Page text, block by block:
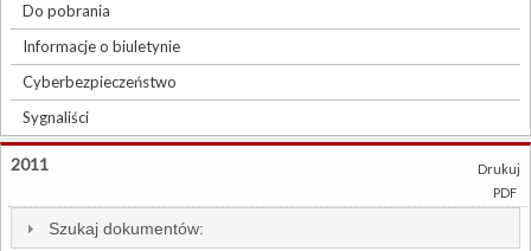
Do pobrania
Informacje o biuletynie
Cyberbezpieczeństwo
Sygnaliści
Drukuj
PDF
2011
Szukaj dokumentów: